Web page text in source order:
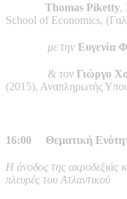
Thomas Piketty,
School of Economics,
με την Ευγενία
& τον Γιώργο
(2015), Αναπληρωτής
16:00 Θεματική
Η άνοδος της ακροδεξιάς
πλευρές του Ατλαντικού